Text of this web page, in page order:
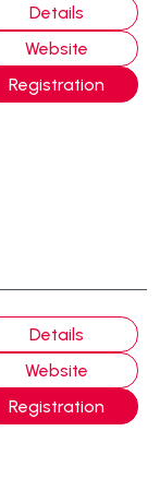
Details
Website
Registration
Details
Website
Registration